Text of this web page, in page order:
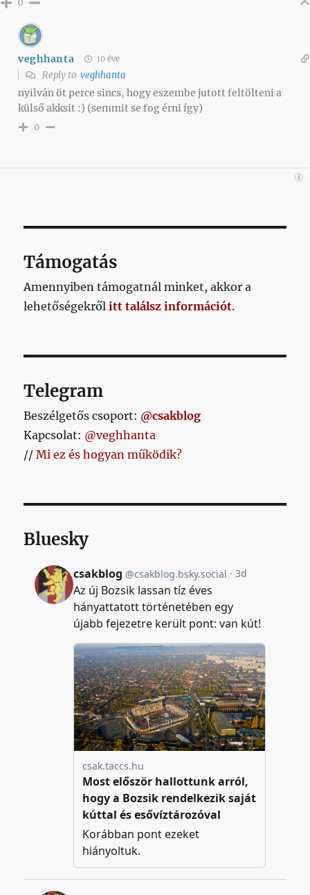
veghhanta 10 éve
Reply to veghhanta
nyilván öt perce sincs, hogy eszembe jutott feltölteni a
külső akksit :) (semmit se fog érni így)
0
Támogatás
Amennyiben támogatnál minket, akkor a
lehetőségekrőlitt találsz információt.
Telegram
Beszélgetős csoport: @csakblog
Kapcsolat: @veghhanta
//Mi ez és hogyan működik?
Bluesky